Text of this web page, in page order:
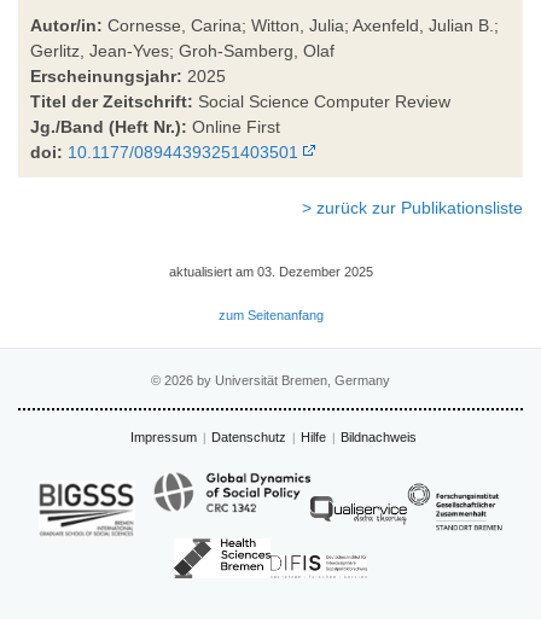
Autor/in: Cornesse, Carina; Witton, Julia; Axenfeld, Julian B.;
Gerlitz, Jean-Yves; Groh-Samberg, Olaf
Erscheinungsjahr: 2025
Titel der Zeitschrift: Social Science Computer Review
Jg./Band (Heft Nr.): Online First
doi: 10.1177/08944393251403501
> zurück zur Publikationsliste
aktualisiert am 03. Dezember 2025
zum Seitenanfang
© 2026 by Universität Bremen, Germany
Impressum Datenschutz Hilfe Bildnachweis